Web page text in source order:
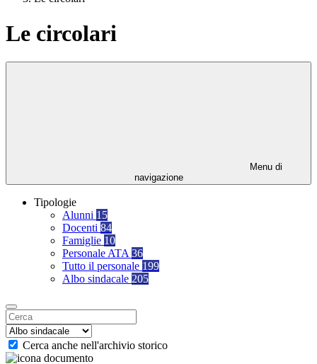
Le circolari
Menu di
navigazione
Tipologie
Alunni 15
Docenti 84
Famiglie 10
Personale ATA 36
Tutto il personale 199
Albo sindacale 205
Cerca anche nell'archivio storico